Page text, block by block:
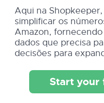
Aqui na
simplificar os
Amazon,
dados que precisa
decisões para
Start your